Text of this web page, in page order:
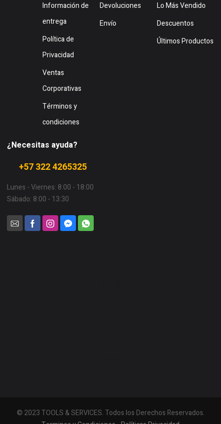
Información de
entrega
Política de
Privacidad
Ventas
Corporativas
Términos y
condiciones
Devoluciones
Envío
Lo Más Vendido
Descuentos
Últimos Productos
¿Necesitas ayuda?
+57 322 4265325
Lunes - Viernes: 8:00 - 18:00
Sábado: 8:00 - 13:30
© 2023 TOOLS & SERVICES. Todos los Derechos Reservados.